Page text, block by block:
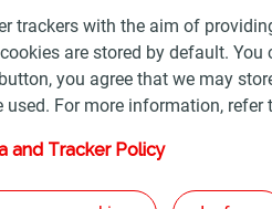
Bois - Conditions Générales
Plan du site -
trackers with the aim of
are stored by default.
you agree that we may
For more information, refer
and Tracker Policy